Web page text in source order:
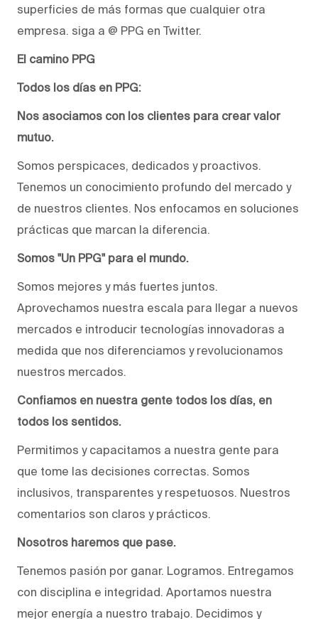
superficies de más formas que cualquier otra
empresa. siga a @ PPG en Twitter.
El camino PPG
Todos los días en PPG:
Nos asociamos con los clientes para crear valor
mutuo.
Somos perspicaces, dedicados y proactivos.
Tenemos un conocimiento profundo del mercado y
de nuestros clientes. Nos enfocamos en soluciones
prácticas que marcan la diferencia.
Somos "Un PPG" para el mundo.
Somos mejores y más fuertes juntos.
Aprovechamos nuestra escala para llegar a nuevos
mercados e introducir tecnologías innovadoras a
medida que nos diferenciamos y revolucionamos
nuestros mercados.
Confiamos en nuestra gente todos los días, en
todos los sentidos.
Permitimos y capacitamos a nuestra gente para
que tome las decisiones correctas. Somos
inclusivos, transparentes y respetuosos. Nuestros
comentarios son claros y prácticos.
Nosotros haremos que pase.
Tenemos pasión por ganar. Logramos. Entregamos
con disciplina e integridad. Aportamos nuestra
mejor energía a nuestro trabajo. Decidimos y